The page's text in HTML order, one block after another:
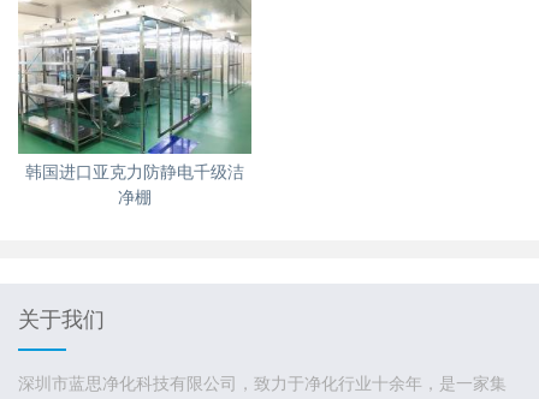
韩国进口亚克力防静电千级洁
净棚
关于我们
深圳市蓝思净化科技有限公司，致力于净化行业十余年，是一家集